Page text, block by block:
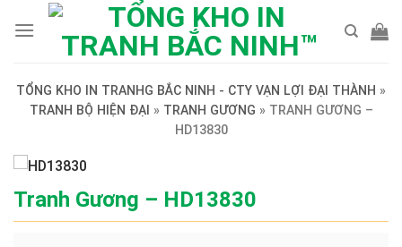
TỔNG KHO IN TRANHG BẮC NINH - CTY VẠN LỢI ĐẠI THÀNH »
TRANH BỘ HIỆN ĐẠI » TRANH GƯƠNG » TRANH GƯƠNG –
HD13830
Tranh Gương – HD13830